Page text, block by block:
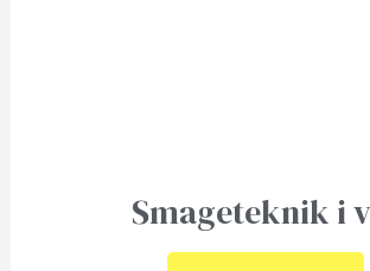
Smageteknik i